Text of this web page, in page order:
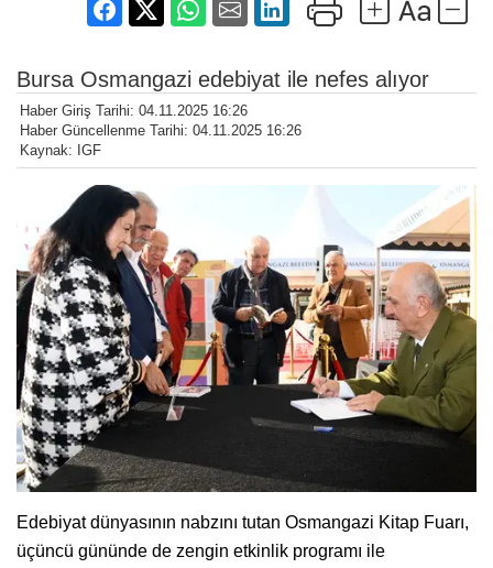
Bursa Osmangazi edebiyat ile nefes alıyor
Haber Giriş Tarihi: 04.11.2025 16:26
Haber Güncellenme Tarihi: 04.11.2025 16:26
Kaynak: IGF
Edebiyat dünyasının nabzını tutan Osmangazi Kitap Fuarı,
üçüncü gününde de zengin etkinlik programı ile